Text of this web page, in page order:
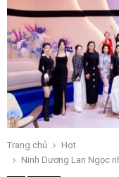
CHÍNH
Trang chủ
Hot
Ninh Dương Lan Ngọc